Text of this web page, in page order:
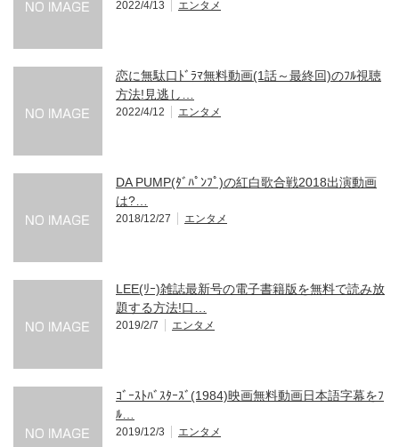
2022/4/13 エンタメ
恋に無駄口ﾄﾞﾗﾏ無料動画(1話～最終回)のﾌﾙ視聴
方法!見逃し…
2022/4/12 エンタメ
DA PUMP(ﾀﾞﾊﾟﾝﾌﾟ)の紅白歌合戦2018出演動画
は?…
2018/12/27 エンタメ
LEE(ﾘｰ)雑誌最新号の電子書籍版を無料で読み放
題する方法!口…
2019/2/7 エンタメ
ｺﾞｰｽﾄﾊﾞｽﾀｰｽﾞ(1984)映画無料動画日本語字幕をﾌ
ﾙ…
2019/12/3 エンタメ